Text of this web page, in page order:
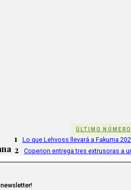
ÚLTIMO NÚMERO
1 Lo que Lehvoss llevará a Fakuma
2 Coperion entrega tres extrusoras a